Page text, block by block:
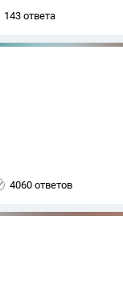
143 ответа
4060 ответов